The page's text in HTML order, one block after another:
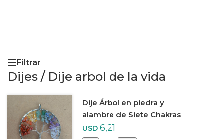
Filtrar
Dijes / Dije arbol de la vida
Dije Árbol en piedra y
alambre de Siete Chakras
USD 6,21